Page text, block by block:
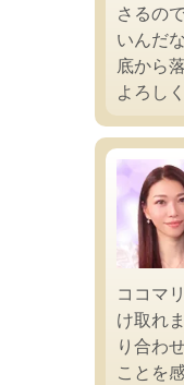
さるの
いんだ
底から
よろし
ココマ
け取れ
り合わ
ことを